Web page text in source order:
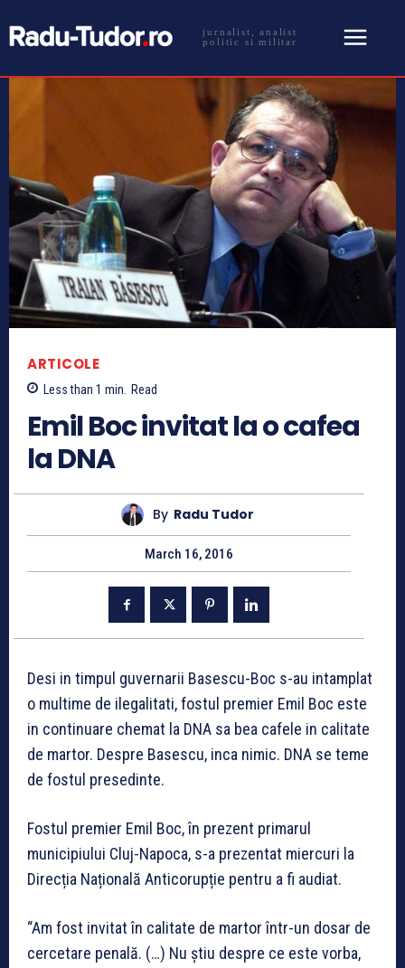
jurnalist, analist
politic si militar
ARTICOLE
Less than 1 min. Read
Emil Boc invitat la o cafea
la DNA
By Radu Tudor
March 16, 2016
Desi in timpul guvernarii Basescu-Boc s-au intamplat
o multime de ilegalitati, fostul premier Emil Boc este
in continuare chemat la DNA sa bea cafele in calitate
de martor. Despre Basescu, inca nimic. DNA se teme
de fostul presedinte.
Fostul premier Emil Boc, în prezent primarul
municipiului Cluj-Napoca, s-a prezentat miercuri la
Direcția Națională Anticorupție pentru a fi audiat.
“Am fost invitat în calitate de martor într-un dosar de
cercetare penală. (…) Nu știu despre ce este vorba,